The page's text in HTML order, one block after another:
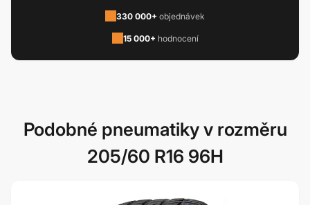
330 000+ objednávek
15 000+ hodnocení
Podobné pneumatiky v rozměru
205/60 R16 96H